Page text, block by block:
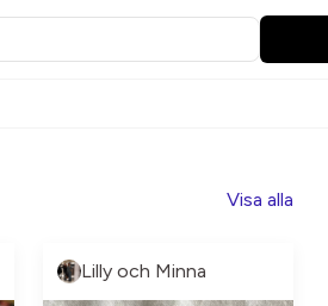
Visa alla
Lilly och Minna